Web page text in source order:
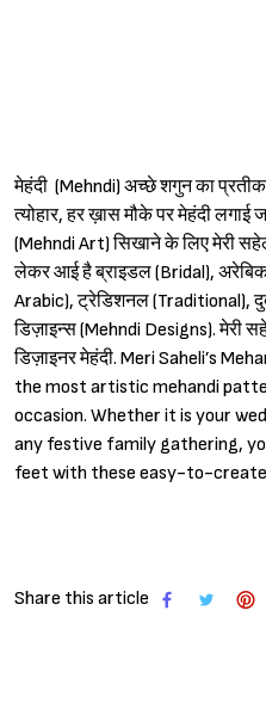
मेहंदी (Mehndi) अच्छे शगुन का प्रतीक
त्योहार, हर ख़ास मौके पर मेहंदी लगाई
(Mehndi Art) सिखाने के लिए मेरी
लेकर आई है ब्राइडल (Bridal),
Arabic), ट्रेडिशनल (Traditional),
डिज़ाइन्स (Mehndi Designs). मेरी
डिज़ाइनर मेहंदी. Meri Saheli’s
the most artistic mehandi
occasion. Whether it is your
any festive family gathering,
feet with these easy-to-create
Share this article